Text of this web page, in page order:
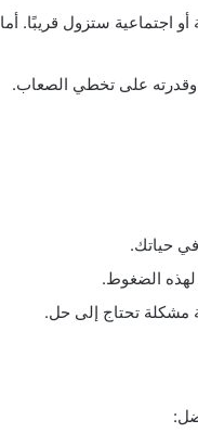
اجتماعية ستزول قريبًا. أما
وقدرته على تخطي الصعاب.
حياتك.
الضغوط.
مشكلة تحتاج إلى حل.